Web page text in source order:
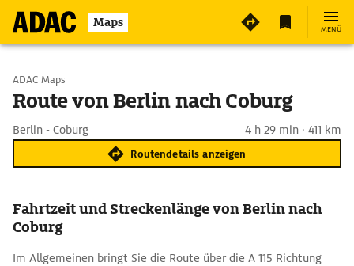
Maps MENÜ
Start wählen
ADAC Maps
Route von Berlin nach Coburg
Berlin - Coburg 4 h 29 min · 411 km
Routendetails anzeigen
Fahrtzeit und Streckenlänge von Berlin nach
Coburg
Im Allgemeinen bringt Sie die Route über die A 115 Richtung